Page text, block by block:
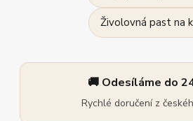
Živolovná past na
🚚 Odesíláme do
Rychlé doručení z